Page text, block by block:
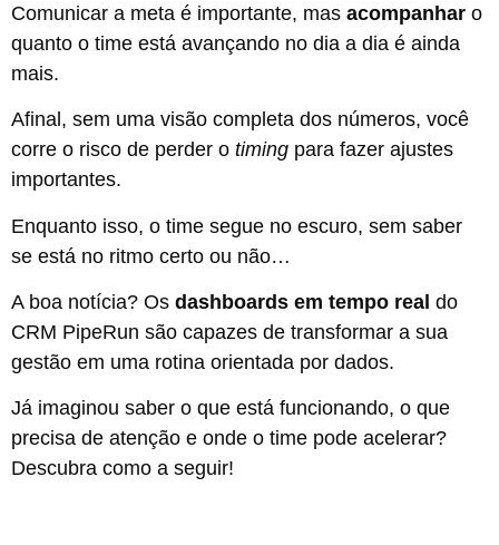
Comunicar a meta é importante, mas acompanhar o
quanto o time está avançando no dia a dia é ainda
mais.
Afinal, sem uma visão completa dos números, você
corre o risco de perder o timing para fazer ajustes
importantes.
Enquanto isso, o time segue no escuro, sem saber
se está no ritmo certo ou não…
A boa notícia? Os dashboards em tempo real do
CRM PipeRun são capazes de transformar a sua
gestão em uma rotina orientada por dados.
Já imaginou saber o que está funcionando, o que
precisa de atenção e onde o time pode acelerar?
Descubra como a seguir!